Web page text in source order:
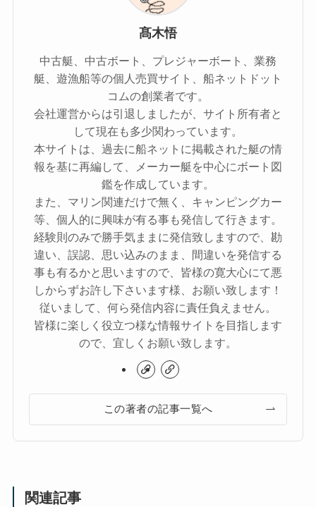
髙木悟
中古艇、中古ボート、プレジャーボート、業務
艇、遊漁船等の個人売買サイト、船ネットドット
コムの創業者です。
会社運営からは引退しましたが、サイト所有者と
して現在も多少関わっています。
本サイトは、過去に船ネットに掲載された艇の情
報を基に再編して、メーカー艇を中心にボート図
鑑を作成しています。
また、マリン関連だけで無く、キャンピングカー
等、個人的に興味が有る事も発信して行きます。
経験則のみで勝手気ままに発信致しますので、勘
違い、誤認、思い込みのまま、間違いを発信する
事も有るかと思いますので、皆様の寛大心にて悪
しからずお許し下さいます様、お願い致します！
従いまして、何ら発信内容に責任負えません。
皆様に楽しく役立つ様な情報サイトを目指します
ので、宜しくお願い致します。
この著者の記事一覧へ
関連記事